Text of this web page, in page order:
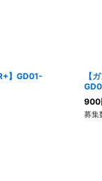
】GD01-
【
900
募集